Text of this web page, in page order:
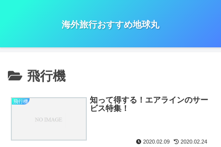
海外旅行おすすめ地球丸
飛行機
飛行機
知って得する！エアラインのサー
ビス特集！
2020.02.09 2020.02.24